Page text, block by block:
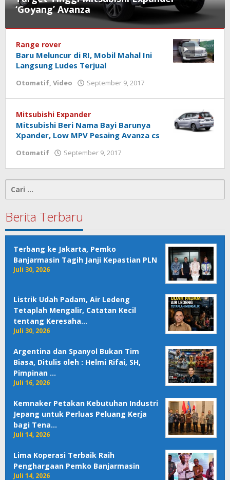
‘Goyang’ Avanza
September
oleh
Range rover
Baru Meluncur di RI, Mobil Mahal Ini
Langsung Ludes Terjual
Otomatif, Video September 9, 2017
Mitsubishi Expander
Mitsubishi Beri Nama Bayi Barunya
Xpander, Low MPV Pesaing Avanza cs
Otomatif September 9, 2017
untuk:
Berita Terbaru
Terbang ke Jakarta, Pemko
Banjarmasin Tagih Janji Kepastian PLN
Juli 30, 2026
Listrik Udah Padam, Air Ledeng
Tetaplah Mengalir, Catatan Kecil
tentang Keresaha…
Juli 30, 2026
Argentina dan Spanyol Bukan Tim
Biasa, Ditulis oleh : Helmi Rifai, SH,
Pimpinan …
Juli 16, 2026
Kemnaker Petakan Kebutuhan Industri
Jepang untuk Perluas Peluang Kerja
bagi Tena…
Juli 14, 2026
Lima Koperasi Terbaik Raih
Penghargaan Pemko Banjarmasin
Juli 14, 2026